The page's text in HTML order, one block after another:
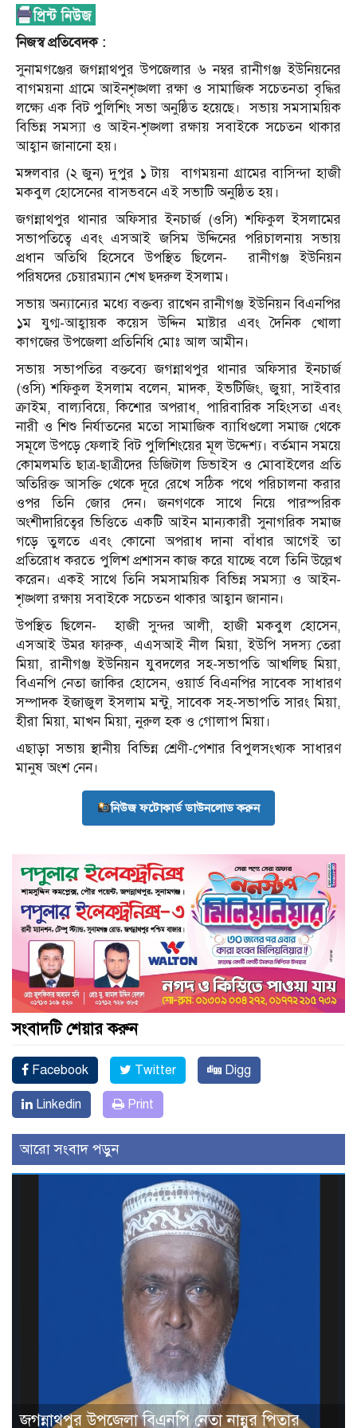
নিজস্ব প্রতিবেদক :
সুনামগঞ্জের জগন্নাথপুর উপজেলার ৬ নম্বর রানীগঞ্জ ইউনিয়নের
বাগময়না গ্রামে আইনশৃঙ্খলা রক্ষা ও সামাজিক সচেতনতা বৃদ্ধির
লক্ষ্যে এক বিট পুলিশিং সভা অনুষ্ঠিত হয়েছে।
সভায় সমসাময়িক
বিভিন্ন সমস্যা ও আইন-শৃঙ্খলা রক্ষায় সবাইকে সচেতন থাকার
আহ্বান জানানো হয়।
মঙ্গলবার (২ জুন) দুপুর ১ টায়
বাগময়না গ্রামের বাসিন্দা হাজী
মকবুল হোসেনের বাসভবনে এই সভাটি অনুষ্ঠিত হয়।
জগন্নাথপুর থানার অফিসার ইনচার্জ (ওসি) শফিকুল ইসলামের
সভাপতিত্বে এবং এসআই জসিম উদ্দিনের পরিচালনায় সভায়
প্রধান অতিথি হিসেবে উপস্থিত ছিলেন-
রানীগঞ্জ ইউনিয়ন
পরিষদের চেয়ারম্যান শেখ ছদরুল ইসলাম।
সভায় অন্যান্যের মধ্যে বক্তব্য রাখেন রানীগঞ্জ ইউনিয়ন বিএনপির
১ম যুগ্ম-আহ্বায়ক কয়েস উদ্দিন মাষ্টার এবং দৈনিক খোলা
কাগজের উপজেলা প্রতিনিধি মোঃ আল আমীন।
সভায় সভাপতির বক্তব্যে জগন্নাথপুর থানার অফিসার ইনচার্জ
(ওসি) শফিকুল ইসলাম বলেন, মাদক, ইভটিজিং, জুয়া, সাইবার
ক্রাইম, বাল্যবিয়ে, কিশোর অপরাধ, পারিবারিক সহিংসতা এবং
নারী ও শিশু নির্যাতনের মতো সামাজিক ব্যাধিগুলো সমাজ থেকে
সমূলে উপড়ে ফেলাই বিট পুলিশিংয়ের মূল উদ্দেশ্য। বর্তমান সময়ে
কোমলমতি ছাত্র-ছাত্রীদের ডিজিটাল ডিভাইস ও মোবাইলের প্রতি
অতিরিক্ত আসক্তি থেকে দূরে রেখে সঠিক পথে পরিচালনা করার
ওপর তিনি জোর দেন। জনগণকে সাথে নিয়ে পারস্পরিক
অংশীদারিত্বের ভিত্তিতে একটি আইন মান্যকারী সুনাগরিক সমাজ
গড়ে তুলতে এবং কোনো অপরাধ দানা বাঁধার আগেই তা
প্রতিরোধ করতে পুলিশ প্রশাসন কাজ করে যাচ্ছে বলে তিনি উল্লেখ
করেন। একই সাথে তিনি সমসাময়িক বিভিন্ন সমস্যা ও আইন-
শৃঙ্খলা রক্ষায় সবাইকে সচেতন থাকার আহ্বান জানান।
উপস্থিত ছিলেন-
হাজী সুন্দর আলী, হাজী মকবুল হোসেন,
এসআই উমর ফারুক, এএসআই নীল মিয়া, ইউপি সদস্য তেরা
মিয়া, রানীগঞ্জ ইউনিয়ন যুবদলের সহ-সভাপতি আখলিছ মিয়া,
বিএনপি নেতা জাকির হোসেন, ওয়ার্ড বিএনপির সাবেক সাধারণ
সম্পাদক ইজাজুল ইসলাম মন্টু, সাবেক সহ-সভাপতি সারং মিয়া,
হীরা মিয়া, মাখন মিয়া, নুরুল হক ও গোলাপ মিয়া।
এছাড়া সভায় স্থানীয় বিভিন্ন শ্রেণী-পেশার বিপুলসংখ্যক সাধারণ
মানুষ অংশ নেন।
নিউজ ফটোকার্ড ডাউনলোড করুন
সংবাদটি শেয়ার করুন
Facebook Twitter Digg
Linkedin Print
আরো সংবাদ পড়ুন
জগন্নাথপুর উপজেলা বিএনপি নেতা নান্নুর পিতার